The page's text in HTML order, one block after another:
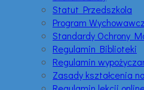
Statut Przedszkola
Program
Standardy Ochrony
Regulamin Biblioteki
Regulamin
Zasady kształcenia